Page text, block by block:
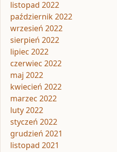
listopad 2022
październik 2022
wrzesień 2022
sierpień 2022
lipiec 2022
czerwiec 2022
maj 2022
kwiecień 2022
marzec 2022
luty 2022
styczeń 2022
grudzień 2021
listopad 2021